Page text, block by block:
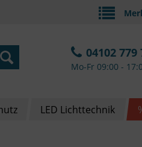
04102 779
Mo-Fr 09:00 -
LED Lichttechnik